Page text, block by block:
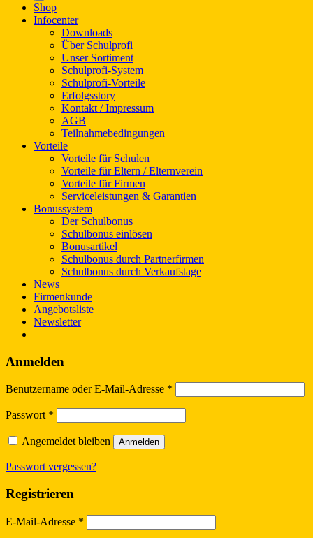
Shop
Infocenter
Downloads
Über Schulprofi
Unser Sortiment
Schulprofi-System
Schulprofi-Vorteile
Erfolgsstory
Kontakt / Impressum
AGB
Teilnahmebedingungen
Vorteile
Vorteile für Schulen
Vorteile für Eltern / Elternverein
Vorteile für Firmen
Serviceleistungen & Garantien
Bonussystem
Der Schulbonus
Schulbonus einlösen
Bonusartikel
Schulbonus durch Partnerfirmen
Schulbonus durch Verkaufstage
News
Firmenkunde
Angebotsliste
Newsletter
Anmelden
Benutzername oder E-Mail-Adresse *
Passwort *
Angemeldet bleiben Anmelden
Passwort vergessen?
Registrieren
E-Mail-Adresse *